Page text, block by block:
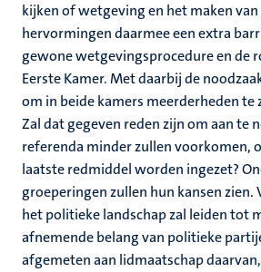
kijken of wetgeving en het maken
hervormingen daarmee een extra
gewone wetgevingsprocedure en de
Eerste Kamer. Met daarbij de
om in beide kamers meerderheden te
Zal dat gegeven reden zijn om aan te
referenda minder zullen voorkomen,
laatste redmiddel worden ingezet?
groeperingen zullen hun kansen zien.
het politieke landschap zal leiden tot
afnemende belang van politieke
afgemeten aan lidmaatschap